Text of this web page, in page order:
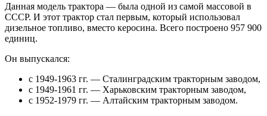
Данная модель трактора — была одной из самой массовой в
СССР. И этот трактор стал первым, который использовал
дизельное топливо, вместо керосина. Всего построено 957 900
единиц.
Он выпускался:
с 1949-1963 гг. — Сталинградским тракторным заводом,
с 1949-1961 гг. — Харьковским тракторным заводом,
с 1952-1979 гг. — Алтайским тракторным заводом.